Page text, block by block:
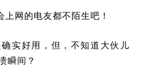
上网的电友都不陌生吧！
实好用，但，不知道大伙儿
瞬间？